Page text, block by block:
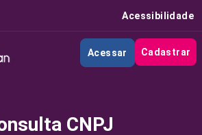
Acessibilidade
Acessar Cadastrar
CNPJ